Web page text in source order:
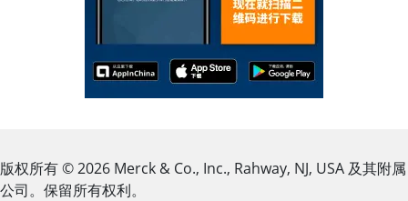
版权所有© 2026 Merck & Co., Inc., Rahway, NJ, USA 及其附属
公司。保留所有权利。